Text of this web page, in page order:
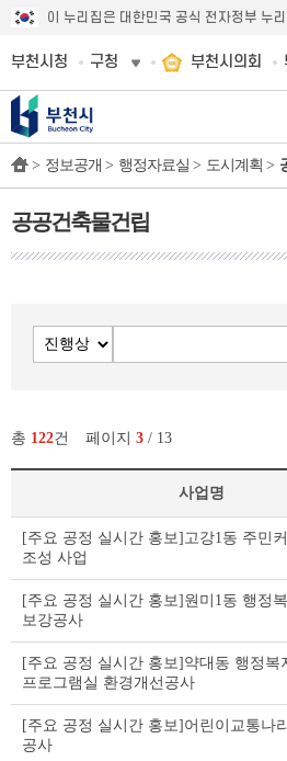
이 누리집은 대한민국 공식 전자정부 누
부천시청 구청 부천시의회
> 정보공개 > 행정자료실 > 도시계획 >
공공건축물건립
총 122건 페이지 3 / 13
공
공
축
물
건
립
리
스
테
사업명
[주요 공정 실시간 홍보]고강1동 주민
조성 사업
[주요 공정 실시간 홍보]원미1동 행정
보강공사
[주요 공정 실시간 홍보]약대동 행정복
프로그램실 환경개선공사
[주요 공정 실시간 홍보]어린이교통나
공사